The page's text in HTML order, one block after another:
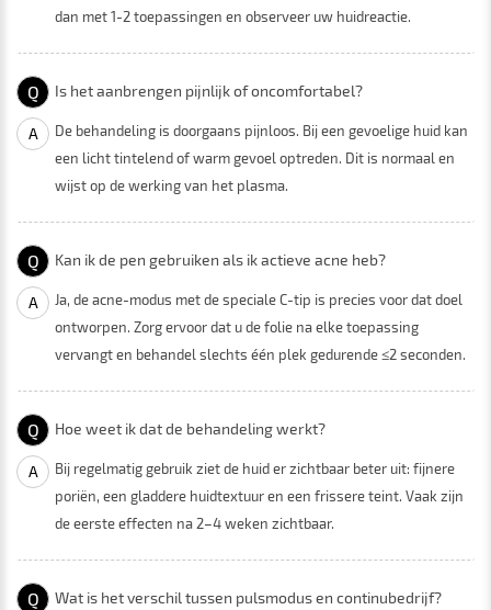
dan met 1-2 toepassingen en observeer uw huidreactie.
Q Is het aanbrengen pijnlijk of oncomfortabel?
A
De behandeling is doorgaans pijnloos. Bij een gevoelige huid kan
een licht tintelend of warm gevoel optreden. Dit is normaal en
wijst op de werking van het plasma.
Q Kan ik de pen gebruiken als ik actieve acne heb?
A
Ja, de acne-modus met de speciale C-tip is precies voor dat doel
ontworpen. Zorg ervoor dat u de folie na elke toepassing
vervangt en behandel slechts één plek gedurende ≤2 seconden.
Q Hoe weet ik dat de behandeling werkt?
A
Bij regelmatig gebruik ziet de huid er zichtbaar beter uit: fijnere
poriën, een gladdere huidtextuur en een frissere teint. Vaak zijn
de eerste effecten na 2–4 ​​weken zichtbaar.
Q Wat is het verschil tussen pulsmodus en continubedrijf?